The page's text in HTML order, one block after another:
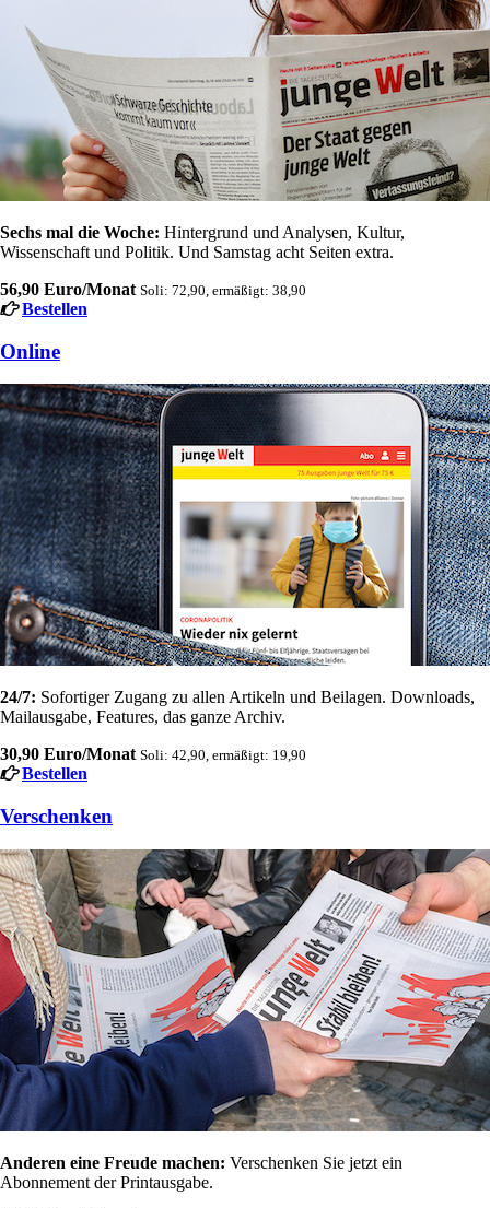
Sechs mal die Woche: Hintergrund und Analysen, Kultur,
Wissenschaft und Politik. Und Samstag acht Seiten extra.
56,90 Euro/Monat Soli: 72,90, ermäßigt: 38,90
Bestellen
Online
24/7: Sofortiger Zugang zu allen Artikeln und Beilagen. Downloads,
Mailausgabe, Features, das ganze Archiv.
30,90 Euro/Monat Soli: 42,90, ermäßigt: 19,90
Bestellen
Verschenken
Anderen eine Freude machen: Verschenken Sie jetzt ein
Abonnement der Printausgabe.